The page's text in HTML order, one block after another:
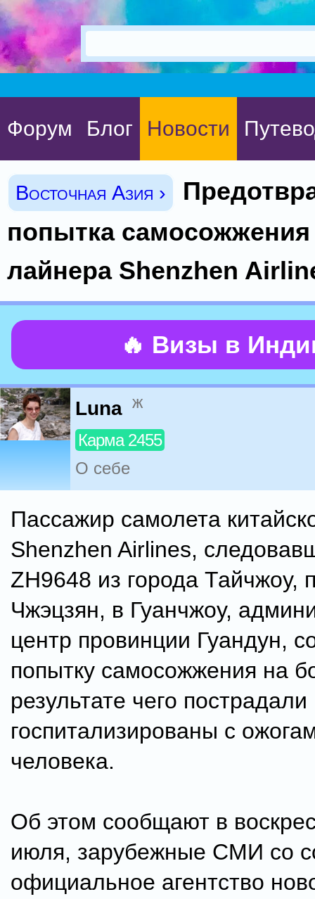
Форум Блог Новости
Восточная Азия ›
попытка самосожжения
лайнера Shenzhen
🔥 Визы в
Luna ж
Карма 2455
О себе
Пассажир самолета
Shenzhen Airlines,
ZH9648 из города Тайчжоу,
Чжэцзян, в Гуанчжоу,
центр провинции Гуандун,
попытку самосожжения на
результате чего
госпитализированы с
человека.
Об этом сообщают в
июля, зарубежные СМИ со
официальное агентство